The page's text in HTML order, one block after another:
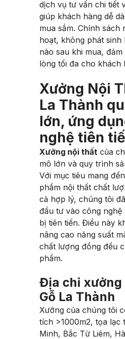
dịch vụ tư vấn chi tiết
giúp khách hàng dễ
mua sắm. Chính sách
hoạt, không phát sinh
nào sau khi mua,
lòng tối đa cho khách
Xưởng Nội
La Thành
lớn, ứng
nghệ tiên
Xưởng nội thất của
mô lớn và quy trình
Với mục tiêu mang
phẩm nội thất chất
cả hợp lý, chúng tôi
đầu tư vào công nghệ
bị tiên tiến. Điều này
nâng cao năng suất
chất lượng đồng đều
phẩm.
Địa chỉ
Gỗ La Thành
Xưởng của chúng tôi
tích >1000m2, tọa lạc
Minh, Bắc Từ Liêm,